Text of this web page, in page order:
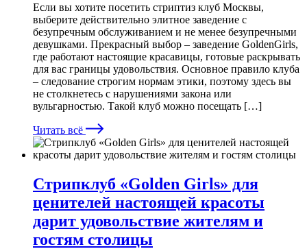
Если вы хотите посетить стриптиз клуб Москвы,
выберите действительно элитное заведение с
безупречным обслуживанием и не менее безупречными
девушками. Прекрасный выбор – заведение GoldenGirls,
где работают настоящие красавицы, готовые раскрывать
для вас границы удовольствия. Основное правило клуба
– следование строгим нормам этики, поэтому здесь вы
не столкнетесь с нарушениями закона или
вульгарностью. Такой клуб можно посещать […]
Читать всё
Стрипклуб «Golden Girls» для
ценителей настоящей красоты
дарит удовольствие жителям и
гостям столицы